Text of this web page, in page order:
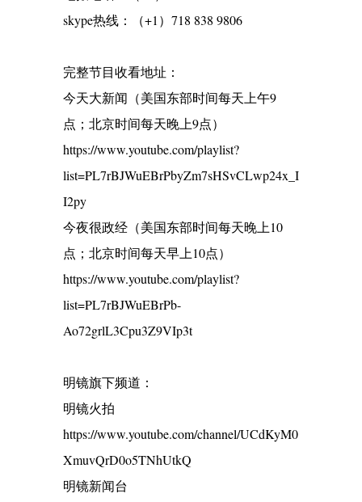
skype热线：（+1）718 838 9806
完整节目收看地址：
今天大新闻（美国东部时间每天上午9
点；北京时间每天晚上9点）
https://www.youtube.com/playlist?
list=PL7rBJWuEBrPbyZm7sHSvCLwp24x_I
I2py
今夜很政经（美国东部时间每天晚上10
点；北京时间每天早上10点）
https://www.youtube.com/playlist?
list=PL7rBJWuEBrPb-
Ao72grlL3Cpu3Z9VIp3t
明镜旗下频道：
明镜火拍
https://www.youtube.com/channel/UCdKyM0
XmuvQrD0o5TNhUtkQ
明镜新闻台